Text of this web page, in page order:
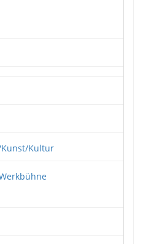
Kunst/Kultur